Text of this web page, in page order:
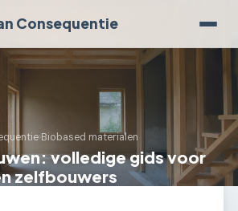
Consequentie
›Biobased materialen
volledige gids voor
zelfbouwers